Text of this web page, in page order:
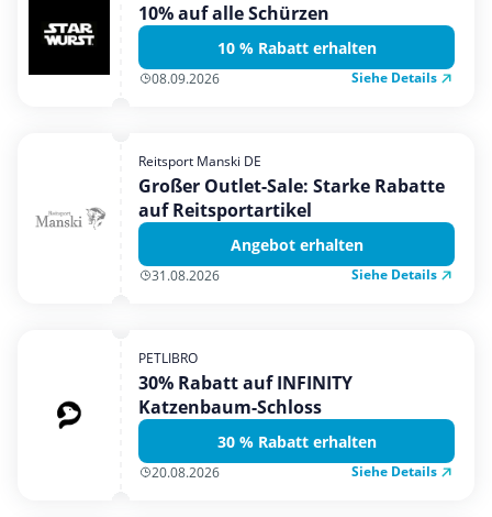
Mode & Accessoires
Shopping
Urlaub & Reise
10% auf alle Schürzen
10 % Rabatt erhalten
08.09.2026 Siehe Details
Reitsport Manski DE
Großer Outlet-Sale: Starke Rabatte
auf Reitsportartikel
Angebot erhalten
31.08.2026 Siehe Details
PETLIBRO
30% Rabatt auf INFINITY
Katzenbaum-Schloss
30 % Rabatt erhalten
20.08.2026 Siehe Details